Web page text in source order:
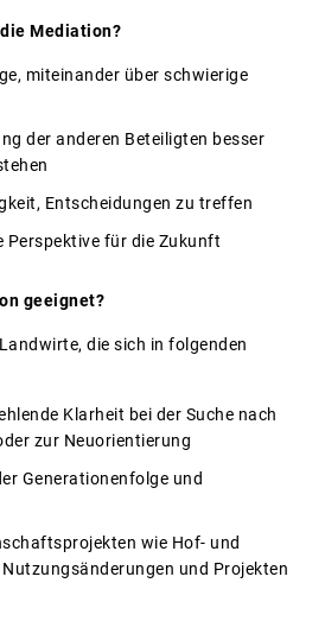
Mediation?
miteinander über schwierige
der anderen Beteiligten besser
Entscheidungen zu treffen
Perspektive für die Zukunft
geeignet?
die sich in folgenden
Klarheit bei der Suche nach
zur Neuorientierung
Generationenfolge und
wie Hof- und
und Projekten